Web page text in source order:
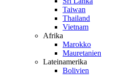
Taiwan
Thailand
Vietnam
Afrika
Marokko
Mauretanien
Lateinamerika
Bolivien